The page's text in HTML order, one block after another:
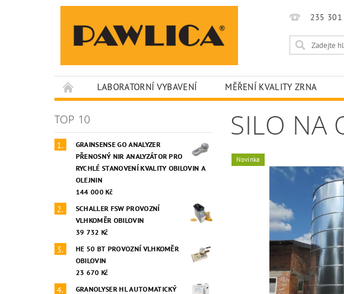
235 301
LABORATORNÍ VYBAVENÍ MĚŘENÍ KVALITY ZRNA
TOP 10
GRAINSENSE GO ANALYZER
PŘENOSNÝ NIR ANALYZÁTOR PRO
RYCHLÉ STANOVENÍ KVALITY OBILOVIN A
OLEJNIN
144 000 Kč
SCHALLER FSW PROVOZNÍ
VLHKOMĚR OBILOVIN
39 732 Kč
HE 50 BT PROVOZNÍ VLHKOMĚR
OBILOVIN
23 670 Kč
GRANOLYSER HL AUTOMATICKÝ
SILO NA
Novinka